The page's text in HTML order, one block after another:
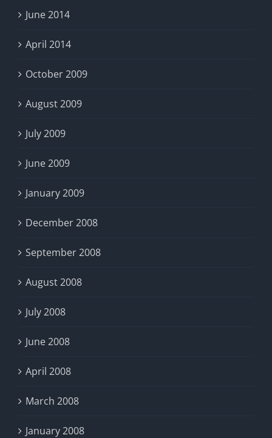
June 2014
April 2014
October 2009
August 2009
July 2009
June 2009
January 2009
December 2008
September 2008
August 2008
July 2008
June 2008
April 2008
March 2008
January 2008